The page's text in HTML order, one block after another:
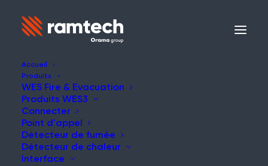
Accueil
Produits
WES Fire & Evacuation
Produits WES3
Connecter
Point d'appel
Détecteur de fumée
Détecteur de chaleur
Interface